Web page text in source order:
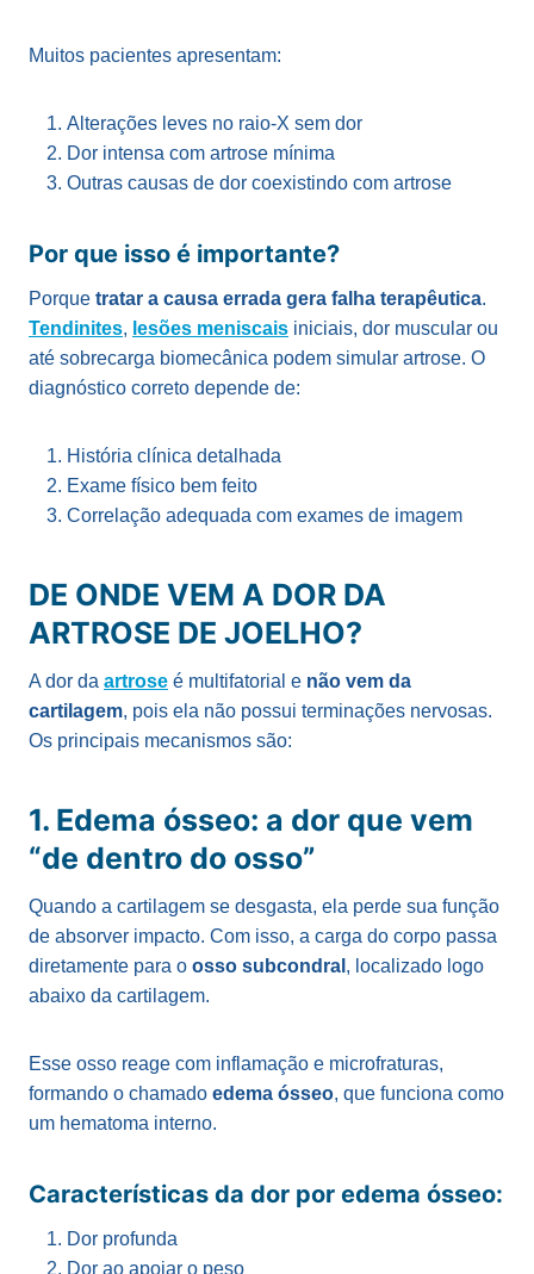
Muitos pacientes apresentam:
Alterações leves no raio-X sem dor
Dor intensa com artrose mínima
Outras causas de dor coexistindo com artrose
Por que isso é importante?
Porque tratar a causa errada gera falha terapêutica.
Tendinites, lesões meniscais iniciais, dor muscular ou
até sobrecarga biomecânica podem simular artrose. O
diagnóstico correto depende de:
História clínica detalhada
Exame físico bem feito
Correlação adequada com exames de imagem
DE ONDE VEM A DOR DA
ARTROSE DE JOELHO?
A dor da artrose é multifatorial e não vem da
cartilagem, pois ela não possui terminações nervosas.
Os principais mecanismos são:
1. Edema ósseo: a dor que vem
“de dentro do osso”
Quando a cartilagem se desgasta, ela perde sua função
de absorver impacto. Com isso, a carga do corpo passa
diretamente para o osso subcondral , localizado logo
abaixo da cartilagem.
Esse osso reage com inflamação e microfraturas,
formando o chamado edema ósseo, que funciona como
um hematoma interno.
Características da dor por edema ósseo:
Dor profunda
Dor ao apoiar o peso